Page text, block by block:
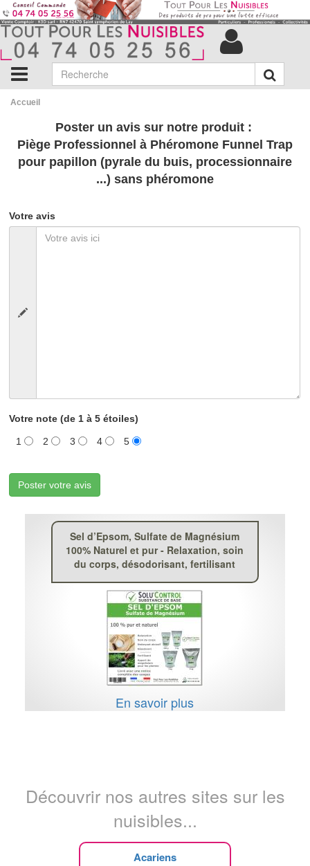
Accueil
Poster un avis sur notre produit :
Piège Professionnel à Phéromone Funnel Trap
pour papillon (pyrale du buis, processionnaire
...) sans phéromone
Votre avis
Votre note (de 1 à 5 étoiles)
1 2 3 4 5
Poster votre avis
Sel d’Epsom, Sulfate de Magnésium
100% Naturel et pur - Relaxation, soin
du corps, désodorisant, fertilisant
En savoir plus
Découvrir nos autres sites sur les
nuisibles...
Acariens